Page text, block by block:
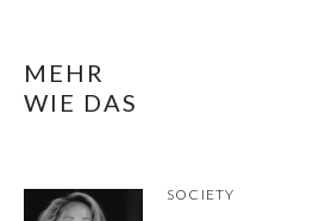
MEHR
WIE DAS
SOCIETY